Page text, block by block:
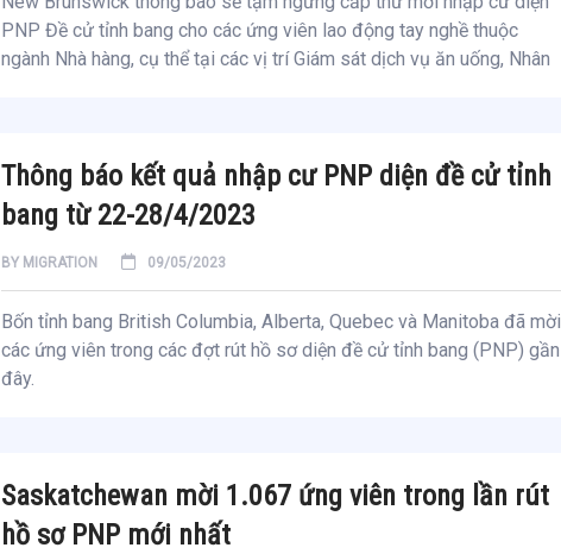
PNP Đề cử tỉnh bang cho các ứng viên lao động tay nghề thuộc
ngành Nhà hàng, cụ thể tại các vị trí Giám sát dịch vụ ăn uống, Nhân
Thông báo kết quả nhập cư PNP diện đề cử tỉnh
bang từ 22-28/4/2023
BY MIGRATION 09/05/2023
Bốn tỉnh bang British Columbia, Alberta, Quebec và Manitoba đã mời
các ứng viên trong các đợt rút hồ sơ diện đề cử tỉnh bang (PNP) gần
đây.
Saskatchewan mời 1.067 ứng viên trong lần rút
hồ sơ PNP mới nhất